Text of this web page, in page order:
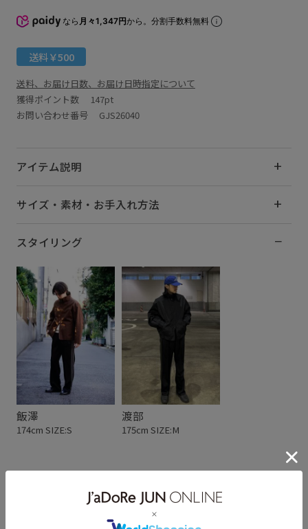
なら 月々1,347円から。分割手数料無料
送料￥500
送料、お届け日数、お届け日時指定について
獲得ポイント数 147pt
お問い合わせ番号 GJS26040
アイテム説明
サイズ・素材・お手入れ方法
スタイリング
飯澤
174cm SIZE:S
渡部
175cm SIZE:M
スタッフレビュー